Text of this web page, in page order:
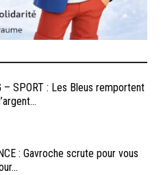
– SPORT : Les Bleus remportent
: Gavroche scrute pour vous